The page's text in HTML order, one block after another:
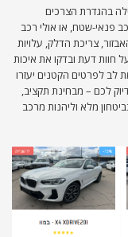
בהגדרת הצרכים
פנאי-שטח, או אולי רכב
צריכת הדלק, עלויות
חוות דעת ובדקו את איכות
לב לפרטים הקטנים יעזרו
לכם – מבחינת תקציב,
מלא וליהנות מרכב